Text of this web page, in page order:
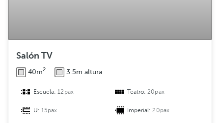
Salón TV
40m2 3.5m altura
Escuela:12pax Teatro:20pax
U:15pax Imperial:20pax